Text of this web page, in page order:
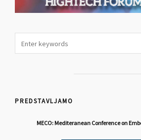
PREDSTAVLJAMO
MECO: Mediteranean Conference on